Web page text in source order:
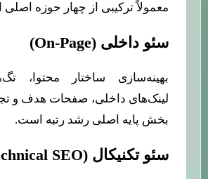
معمولاً ترکیبی از چهار حوزه
سئو داخلی (On-Page)
بهینه‌سازی ساختار محتوا،
لینک‌های داخلی، صفحات هدف و
بخش پایه اصلی رشد رتبه است.
سئو تکنیکال (Technical SEO)